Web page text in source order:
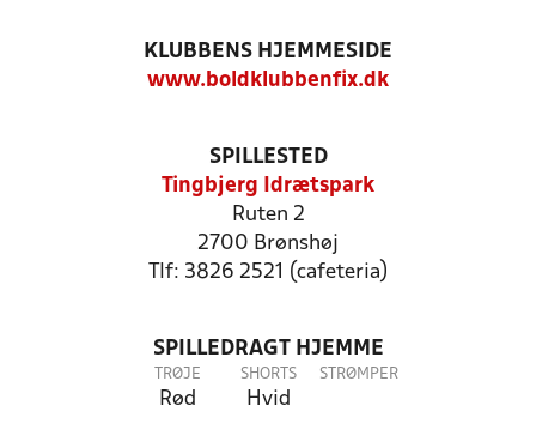
KLUBBENS HJEMMESIDE
www.boldklubbenfix.dk
SPILLESTED
Tingbjerg Idrætspark
Ruten 2
2700 Brønshøj
Tlf: 3826 2521 (cafeteria)
SPILLEDRAGT HJEMME
TRØJE
Rød
SHORTS
Hvid
STRØMPER